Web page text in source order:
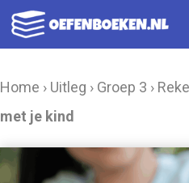
Ga
naar
Home › Uitleg › Groep 3 ›
met je kind